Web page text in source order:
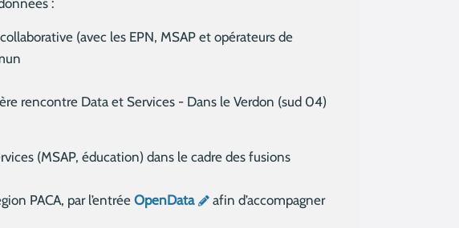
(avec les EPN, MSAP et opérateurs de
rencontre Data et Services - Dans le Verdon (sud 04)
(MSAP, éducation) dans le cadre des fusions
PACA, par l’entrée OpenData
afin d’accompagner